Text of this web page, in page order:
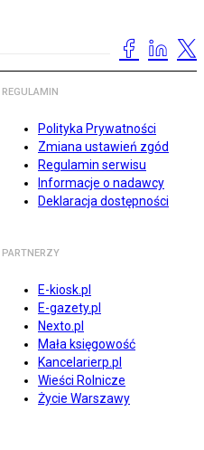
REGULAMIN
Polityka Prywatności
Zmiana ustawień zgód
Regulamin serwisu
Informacje o nadawcy
Deklaracja dostępności
PARTNERZY
E-kiosk.pl
E-gazety.pl
Nexto.pl
Mała księgowość
Kancelarierp.pl
Wieści Rolnicze
Życie Warszawy